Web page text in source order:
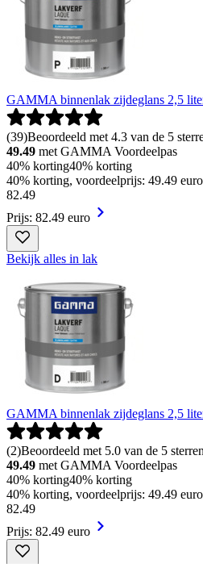
GAMMA binnenlak zijdeglans 2,5
(39)Beoordeeld met 4.3 van de 5
49.49 met GAMMA Voordeelpas
40% korting40% korting
40% korting, voordeelprijs: 49.49
82.49
Prijs: 82.49 euro
Bekijk alles in lak
GAMMA binnenlak zijdeglans 2,5
(2)Beoordeeld met 5.0 van de 5
49.49 met GAMMA Voordeelpas
40% korting40% korting
40% korting, voordeelprijs: 49.49
82.49
Prijs: 82.49 euro